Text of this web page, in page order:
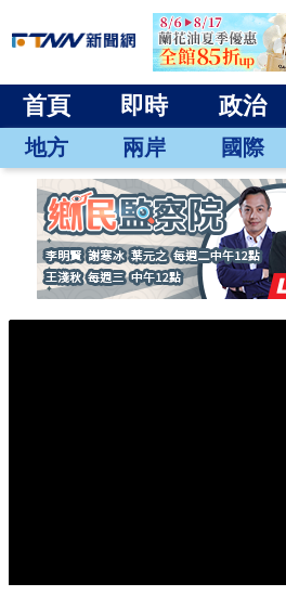
首頁 即時 政治
地方 兩岸 國際